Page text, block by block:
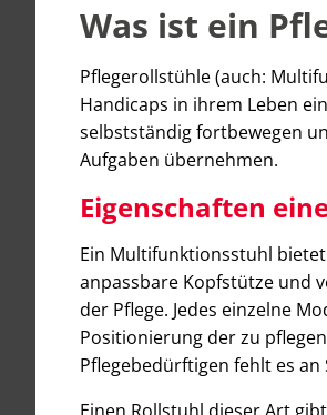
Was ist ein
Pflegerollstühle (auch:
Handicaps in ihrem Leben
selbstständig fortbewegen
Aufgaben übernehmen.
Eigenschaften
Ein Multifunktionsstuhl
anpassbare Kopfstütze und
der Pflege. Jedes einzelne
Positionierung der zu
Pflegebedürftigen fehlt es